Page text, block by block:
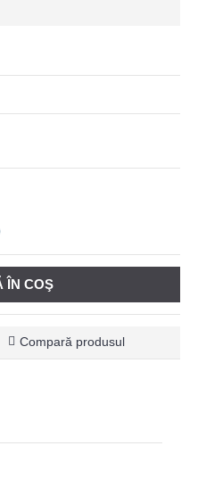
ÎN COŞ
Compară produsul